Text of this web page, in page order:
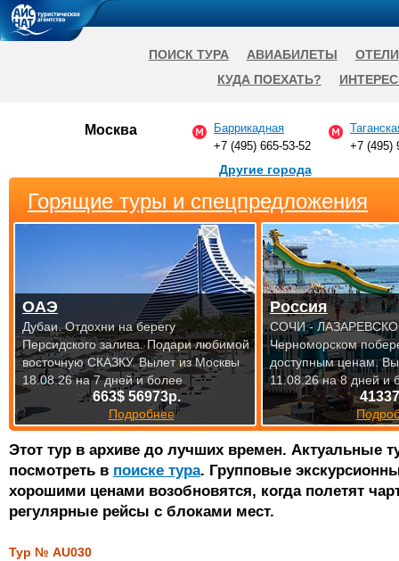
Этот тур в архиве до лучших времен. Актуальные
посмотреть в поиске тура. Групповые
хорошими ценами возобновятся, когда полетят
регулярные рейсы с блоками мест.
Тур № AU030
Горящие туры и спецпредложения
663$ 56973р.
Подробнее
ОАЭ
Дубаи. Отдохни на берегу
Персидского залива. Подари любимой
восточную СКАЗКУ.Вылет из Москвы
18.08.26 на 7 дней и более
Россия
СОЧИ -
Черноморском
доступным ценам.
11.08.26 на 8 дней и
Москва
Баррикадная
+7 (495) 665-53-52
+7 (495)
Другие города
ПОИСК ТУРА АВИАБИЛЕТЫ
ОТЕЛИ
КУДА ПОЕХАТЬ?